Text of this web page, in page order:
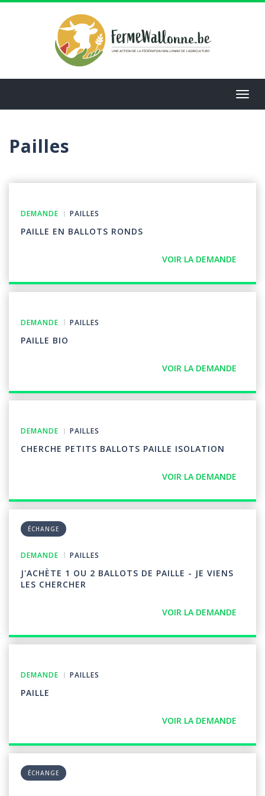
Aller
Pailles
DEMANDE PAILLES
PAILLE EN BALLOTS RONDS
VOIR LA DEMANDE
DEMANDE PAILLES
PAILLE BIO
VOIR LA DEMANDE
DEMANDE PAILLES
CHERCHE PETITS BALLOTS PAILLE ISOLATION
VOIR LA DEMANDE
ÉCHANGE
DEMANDE PAILLES
J'ACHÈTE 1 OU 2 BALLOTS DE PAILLE - JE VIENS
LES CHERCHER
VOIR LA DEMANDE
DEMANDE PAILLES
PAILLE
VOIR LA DEMANDE
ÉCHANGE